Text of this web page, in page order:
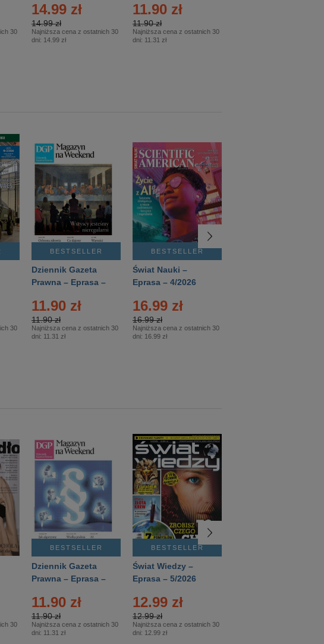
30
14.99 zł
14.99 zł
Najniższa cena z ostatnich 30
dni: 14.99 zł
11.90 zł
11.90 zł
Najniższa cena z ostatnich 30
dni: 11.31 zł
30
BESTSELLER
Dziennik Gazeta
Prawna – Eprasa –
11.90 zł
11.90 zł
Najniższa cena z ostatnich 30
dni: 11.31 zł
BESTSELLER
Świat Nauki –
Eprasa – 4/2026
16.99 zł
16.99 zł
Najniższa cena z ostatnich 30
dni: 16.99 zł
30
BESTSELLER
Dziennik Gazeta
Prawna – Eprasa –
11.90 zł
11.90 zł
Najniższa cena z ostatnich 30
dni: 11.31 zł
BESTSELLER
Świat Wiedzy –
Eprasa – 5/2026
12.99 zł
12.99 zł
Najniższa cena z ostatnich 30
dni: 12.99 zł